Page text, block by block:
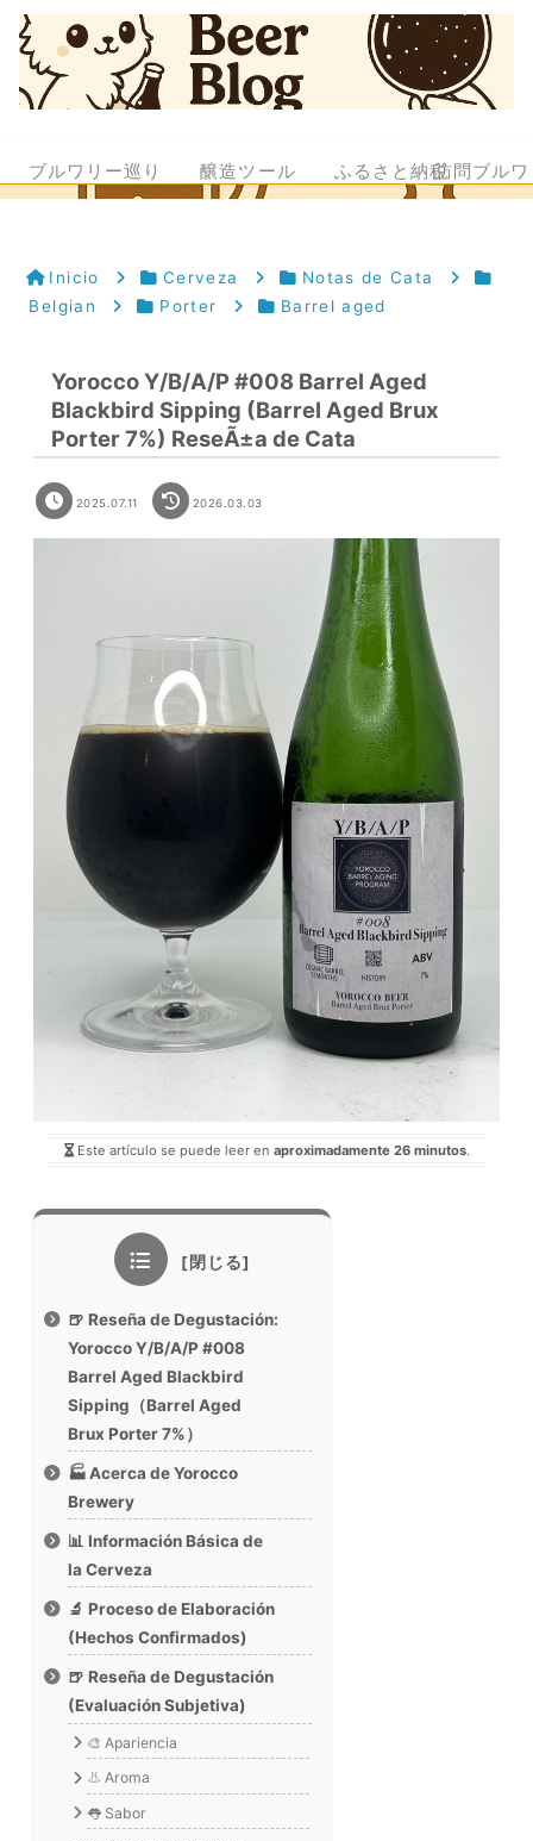
ブルワリー巡り 醸造ツール ふるさと納税訪問ブル
Inicio Cerveza
Notas de Cata
Belgian
Porter Barrel aged
Yorocco Y/B/A/P #008 Barrel Aged
Blackbird Sipping (Barrel Aged Brux
Porter 7%) ReseÃ±a de Cata
2025.07.11 2026.03.03
Este artículo se puede leer en aproximadamente 26 minutos.
🍺 Reseña de Degustación:
Yorocco Y/B/A/P #008
Barrel Aged Blackbird
Sipping（Barrel Aged
Brux Porter 7%）
🏭 Acerca de Yorocco
Brewery
📊 Información Básica de
la Cerveza
🔬 Proceso de Elaboración
(Hechos Confirmados)
🍺 Reseña de Degustación
(Evaluación Subjetiva)
🎨 Apariencia
👃 Aroma
👅 Sabor